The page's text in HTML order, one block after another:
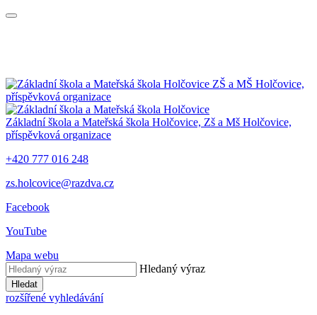
ZŠ a MŠ Holčovice,
příspěvková organizace
Základní škola a Mateřská škola Holčovice, Zš a Mš Holčovice,
příspěvková organizace
+420 777 016 248
zs.holcovice@razdva.cz
Facebook
YouTube
Mapa webu
Hledaný výraz
Hledat
rozšířené vyhledávání